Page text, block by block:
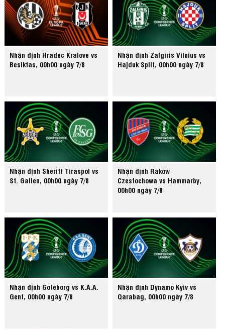
Nhận định Hradec Kralove vs
Besiktas, 00h00 ngày 7/8
Nhận định Zalgiris Vilnius vs
Hajduk Split, 00h00 ngày 7/8
Nhận định Sheriff Tiraspol vs
St. Gallen, 00h00 ngày 7/8
Nhận định Rakow
Czestochowa vs Hammarby,
00h00 ngày 7/8
Nhận định Goteborg vs K.A.A.
Gent, 00h00 ngày 7/8
Nhận định Dynamo Kyiv vs
Qarabag, 00h00 ngày 7/8